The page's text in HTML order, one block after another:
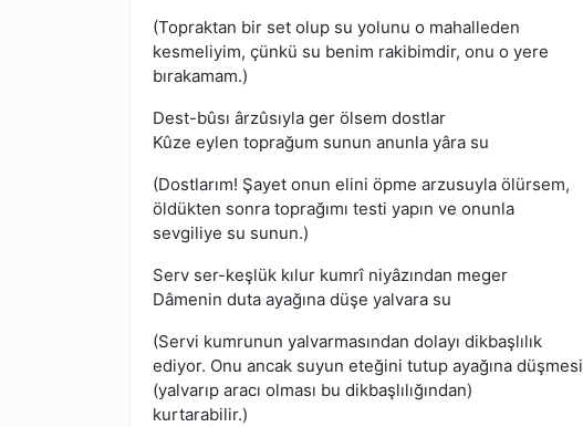
(Topraktan bir set olup su yolunu o mahalleden
kesmeliyim, çünkü su benim rakibimdir, onu o yere
bırakamam.)
Dest-bûsı ârzûsıyla ger ölsem dostlar
Kûze eylen toprağum sunun anunla yâra su
(Dostlarım! Şayet onun elini öpme arzusuyla ölürsem,
öldükten sonra toprağımı testi yapın ve onunla
sevgiliye su sunun.)
Serv ser-keşlük kılur kumrî niyâzından meger
Dâmenin duta ayağına düşe yalvara su
(Servi kumrunun yalvarmasından dolayı dikbaşlılık
ediyor. Onu ancak suyun eteğini tutup ayağına düşmesi
(yalvarıp aracı olması bu dikbaşlılığından)
kurtarabilir.)